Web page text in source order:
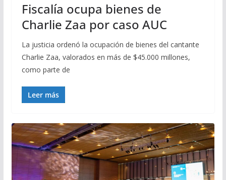
Fiscalía ocupa bienes de
Charlie Zaa por caso AUC
La justicia ordenó la ocupación de bienes del cantante
Charlie Zaa, valorados en más de $45.000 millones,
como parte de
Leer más